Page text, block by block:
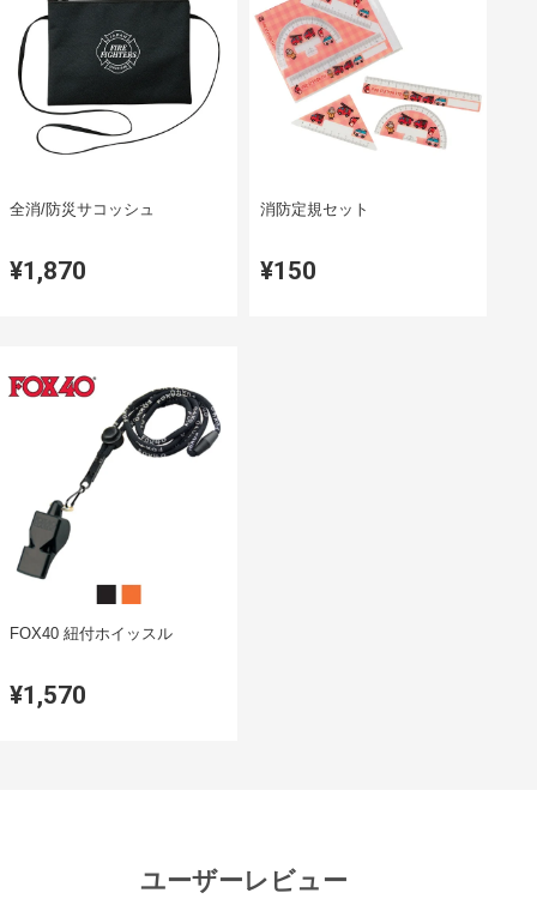
全消/防災サコッシュ
¥1,870
消防定規セット
¥150
FOX40 紐付ホイッスル
¥1,570
ユーザーレビュー